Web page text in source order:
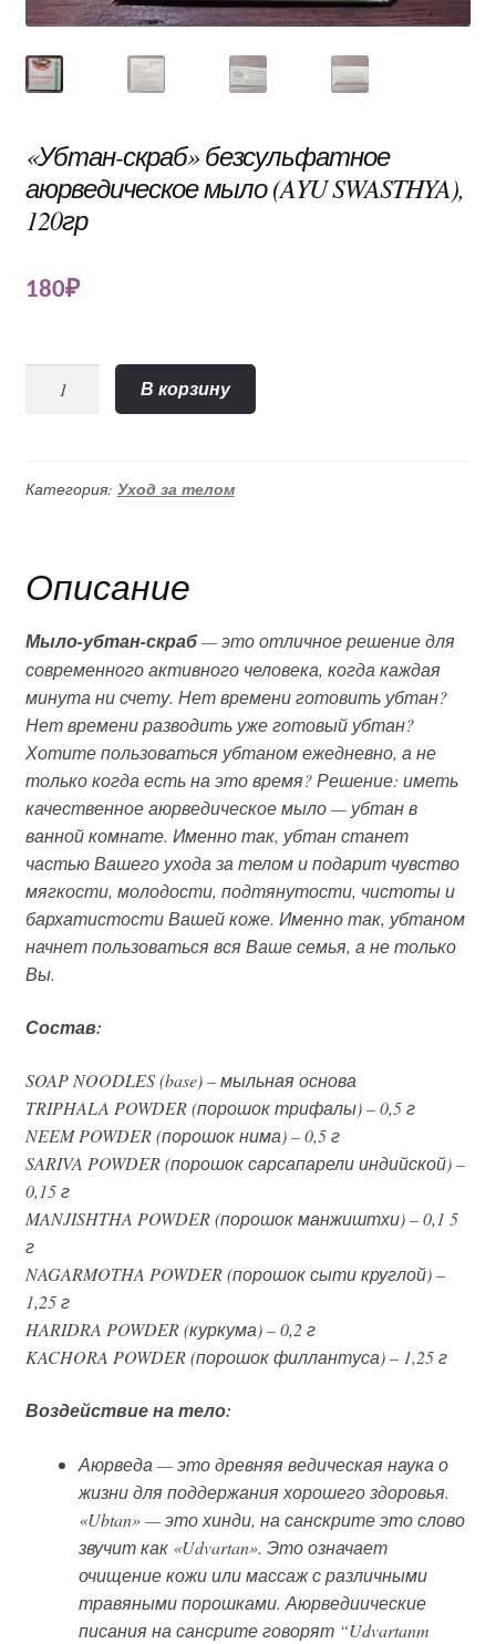
«Убтан-скраб» безсульфатное
аюрведическое мыло (AYU SWASTHYA),
120гр
180₽
аюрведическое
SWASTHYA),
120гр
В корзину
Категория: Уход за телом
Описание
Мыло-убтан-скраб— это отличное решение для
современного активного человека, когда каждая
минута ни счету. Нет времени готовить убтан?
Нет времени разводить уже готовый убтан?
Хотите пользоваться убтаном ежедневно, а не
только когда есть на это время? Решение: иметь
качественное аюрведическое мыло — убтан в
ванной комнате. Именно так, убтан станет
частью Вашего ухода за телом и подарит чувство
мягкости, молодости, подтянутости, чистоты и
бархатистости Вашей коже. Именно так, убтаном
начнет пользоваться вся Ваше семья, а не только
Вы.
Состав:
SOAP NOODLES (base) – мыльная основа
TRIPHALA POWDER (порошок трифалы) – 0,5 г
NEEM POWDER (порошок нима) – 0,5 г
SARIVA POWDER (порошок сарсапарели индийской) –
0,15 г
MANJISHTHA POWDER (порошок манжиштхи) – 0,1 5
г
NAGARMOTHA POWDER (порошок сыти круглой) –
1,25 г
HARIDRA POWDER (куркума) – 0,2 г
KACHORA POWDER (порошок филлантуса) – 1,25 г
Воздействие на тело:
Аюрведа — это древняя ведическая наука о
жизни для поддержания хорошего здоровья.
«Ubtan» — это хинди, на санскрите это слово
звучит как «Udvartan». Это означает
очищение кожи или массаж с различными
травяными порошками. Аюрведиические
писания на сансрите говорят “Udvartanm